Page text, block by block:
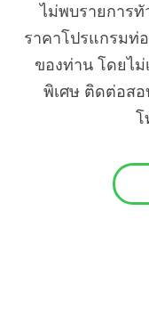
ไม่พบรายการ
ราคาโปรแกรมท่
ของท่าน โดยไ
พิเศษ ติดต่อสอ
โ